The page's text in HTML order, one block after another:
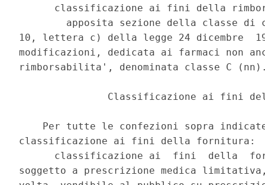
classificazione ai fini della
apposita sezione della classe di
10, lettera c) della legge 24 dicembre
modificazioni, dedicata ai farmaci non
rimborsabilita', denominata classe C
Classificazione ai fini
Per tutte le confezioni sopra
classificazione ai fini della fornitura:
classificazione ai  fini  della
soggetto a prescrizione medica